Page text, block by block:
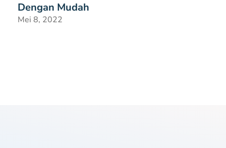
Dengan Mudah
Mei 8, 2022